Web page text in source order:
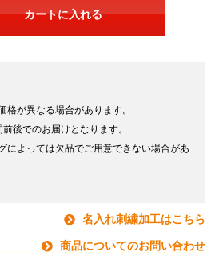
格が異なる場合があります。
後でのお届けとなります。
によっては欠品でご用意できない場合があ
名入れ刺繍加工はこちら
商品についてのお問い合わせ